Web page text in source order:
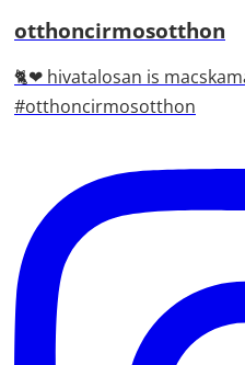
otthoncirmosotthon
🐈❤ hivatalosan is
#otthoncirmosotthon